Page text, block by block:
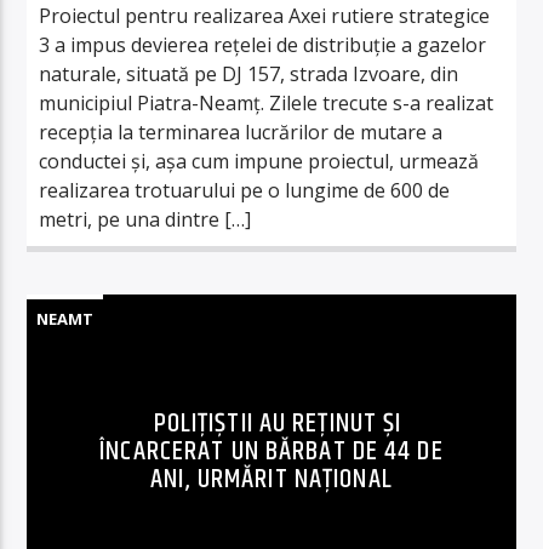
Proiectul pentru realizarea Axei rutiere strategice
3 a impus devierea rețelei de distribuție a gazelor
naturale, situată pe DJ 157, strada Izvoare, din
municipiul Piatra-Neamț. Zilele trecute s-a realizat
recepția la terminarea lucrărilor de mutare a
conductei și, așa cum impune proiectul, urmează
realizarea trotuarului pe o lungime de 600 de
metri, pe una dintre […]
NEAMT
POLIȚIȘTII AU REȚINUT ȘI
ÎNCARCERAT UN BĂRBAT DE 44 DE
ANI, URMĂRIT NAȚIONAL